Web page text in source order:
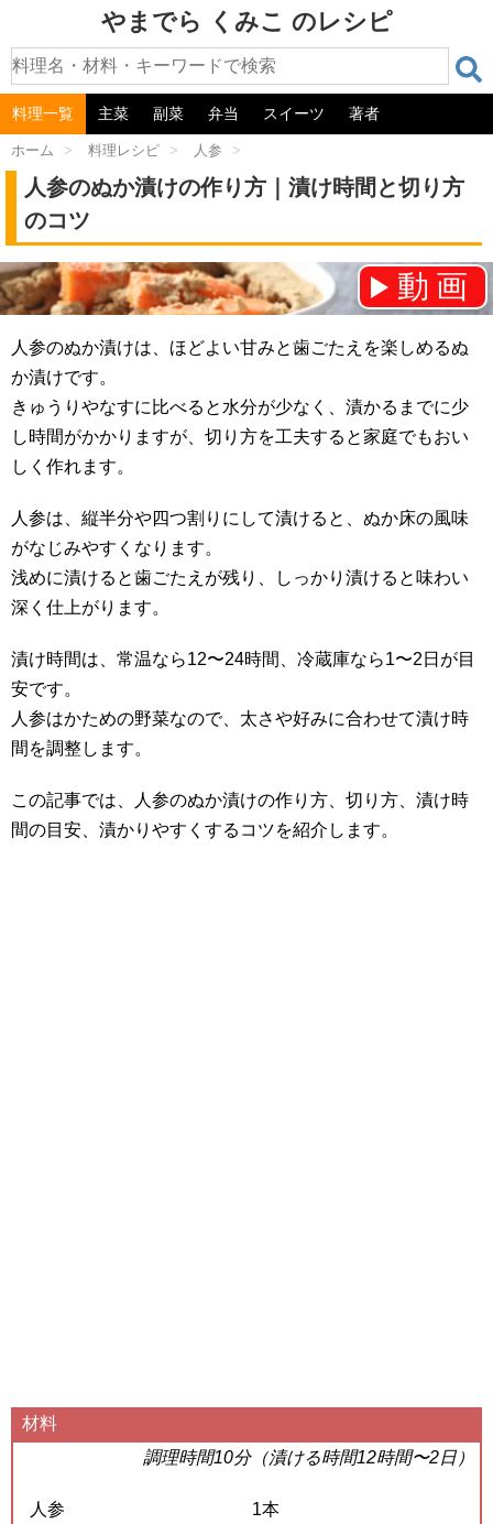
やまでら くみこ のレシピ
料理一覧 主菜 副菜 弁当 スイーツ 著者
ホーム > 料理レシピ > 人参 >
人参のぬか漬けの作り方｜漬け時間と切り方
のコツ
動画
チャンネル登録をお願いします！⇒
人参のぬか漬けは、ほどよい甘みと歯ごたえを楽しめるぬ
か漬けです。
きゅうりやなすに比べると水分が少なく、漬かるまでに少
し時間がかかりますが、切り方を工夫すると家庭でもおい
しく作れます。
人参は、縦半分や四つ割りにして漬けると、ぬか床の風味
がなじみやすくなります。
浅めに漬けると歯ごたえが残り、しっかり漬けると味わい
深く仕上がります。
漬け時間は、常温なら12〜24時間、冷蔵庫なら1〜2日が目
安です。
人参はかための野菜なので、太さや好みに合わせて漬け時
間を調整します。
この記事では、人参のぬか漬けの作り方、切り方、漬け時
間の目安、漬かりやすくするコツを紹介します。
材料
調理時間10分（漬ける時間12時間〜2日）
人参 1本